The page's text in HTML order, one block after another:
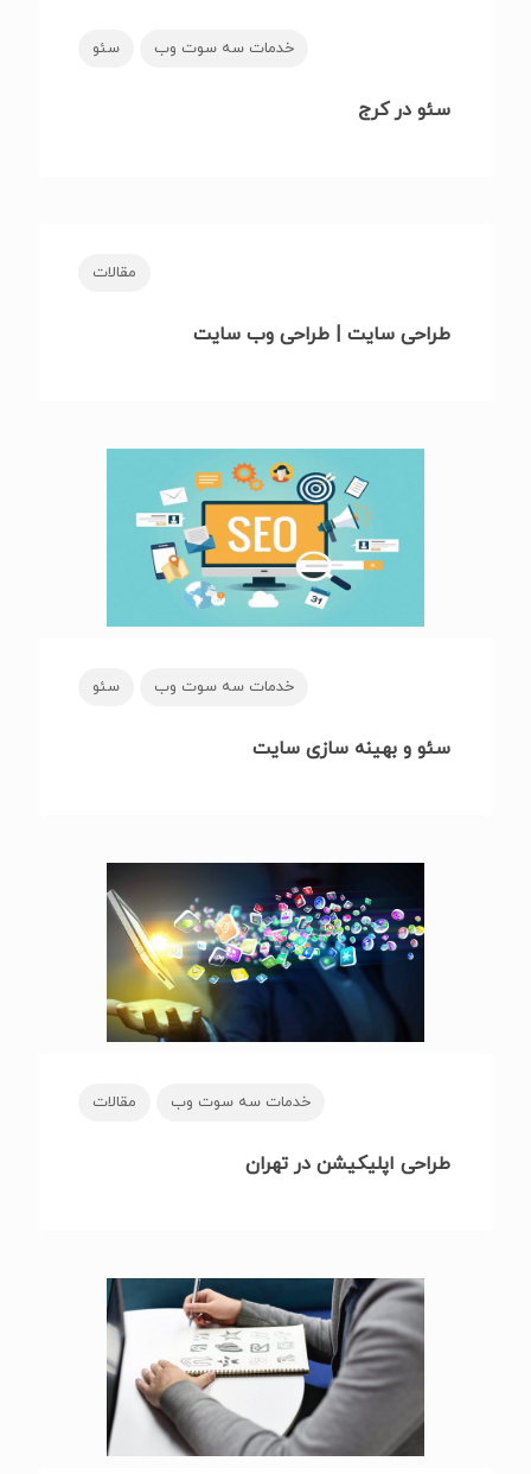
خدمات سه سوت وب سئو
سئو در کرج
مقالات
طراحی سایت | طراحی وب سایت
خدمات سه سوت وب سئو
سئو و بهینه سازی سایت
خدمات سه سوت وب مقالات
طراحی اپلیکیشن در تهران